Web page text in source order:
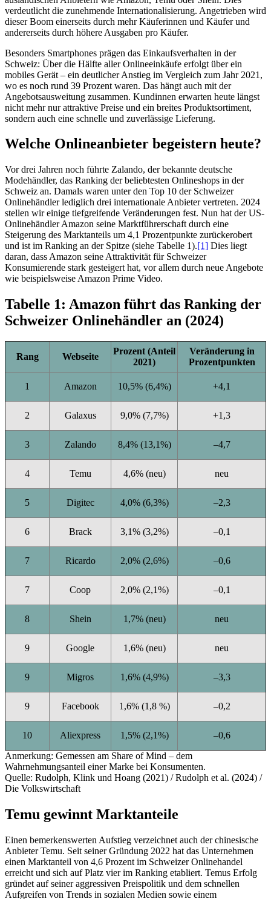
verdeutlicht die zunehmende Internationalisierung. Angetrieben wird
dieser Boom einerseits durch mehr Käuferinnen und Käufer und
andererseits durch höhere Ausgaben pro Käufer.
Besonders Smartphones prägen das Einkaufsverhalten in der
Schweiz: Über die Hälfte aller Onlineeinkäufe erfolgt über ein
mobiles Gerät – ein deutlicher Anstieg im Vergleich zum Jahr 2021,
wo es noch rund 39 Prozent waren. Das hängt auch mit der
Angebotsausweitung zusammen. Kundinnen erwarten heute längst
nicht mehr nur attraktive Preise und ein breites Produktsortiment,
sondern auch eine schnelle und zuverlässige Lieferung.
Welche Onlineanbieter begeistern heute?
Vor drei Jahren noch führte Zalando, der bekannte deutsche
Modehändler, das Ranking der beliebtesten Onlineshops in der
Schweiz an. Damals waren unter den Top 10 der Schweizer
Onlinehändler lediglich drei internationale Anbieter vertreten. 2024
stellen wir einige tiefgreifende Veränderungen fest. Nun hat der US-
Onlinehändler Amazon seine Marktführerschaft durch eine
Steigerung des Marktanteils um 4,1 Prozentpunkte zurückerobert
und ist im Ranking an der Spitze (siehe Tabelle 1).[1] Dies liegt
daran, dass Amazon seine Attraktivität für Schweizer
Konsumierende stark gesteigert hat, vor allem durch neue Angebote
wie beispielsweise Amazon Prime Video.
Tabelle 1: Amazon führt das Ranking der
Schweizer Onlinehändler an (2024)
Rang Webseite
Prozent (Anteil
2021)
Veränderung in
Prozentpunkten
1 Amazon 10,5% (6,4%) +4,1
2 Galaxus 9,0% (7,7%) +1,3
3 Zalando 8,4% (13,1%) –4,7
4 Temu 4,6% (neu) neu
5 Digitec 4,0% (6,3%) –2,3
6 Brack 3,1% (3,2%) –0,1
7 Ricardo 2,0% (2,6%) –0,6
7 Coop 2,0% (2,1%) –0,1
8 Shein 1,7% (neu) neu
9 Google 1,6% (neu) neu
9 Migros 1,6% (4,9%) –3,3
9 Facebook 1,6% (1,8 %) –0,2
10 Aliexpress 1,5% (2,1%)
–0,6
Anmerkung: Gemessen am Share of Mind – dem
Wahrnehmungsanteil einer Marke bei Konsumenten.
Quelle: Rudolph, Klink und Hoang (2021) / Rudolph et al. (2024) /
Die Volkswirtschaft
Temu gewinnt Marktanteile
Einen bemerkenswerten Aufstieg verzeichnet auch der chinesische
Anbieter Temu. Seit seiner Gründung 2022 hat das Unternehmen
einen Marktanteil von 4,6 Prozent im Schweizer Onlinehandel
erreicht und sich auf Platz vier im Ranking etabliert. Temus Erfolg
gründet auf seiner aggressiven Preispolitik und dem schnellen
Aufgreifen von Trends in sozialen Medien sowie einem